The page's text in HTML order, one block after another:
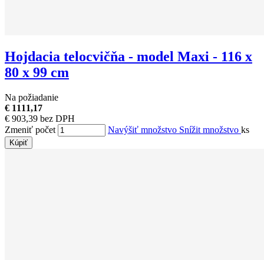
Hojdacia telocvičňa - model Maxi - 116 x
80 x 99 cm
Na požiadanie
€ 1111,17
€ 903,39 bez DPH
Zmeniť počet
Navýšiť množstvo Snížit množstvo ks
Kúpiť